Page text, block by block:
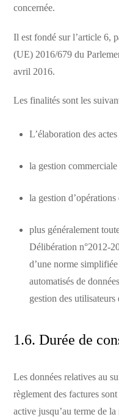
concernée.
Il est fondé sur l’article 6,
(UE) 2016/679 du
avril 2016.
Les finalités sont les
L’élaboration des
la gestion
la gestion
plus généralement
Délibération n°2012-
d’une norme
automatisés de
gestion des utilisateurs
1.6. Durée de
Les données relatives au
règlement des factures
active jusqu’au terme de